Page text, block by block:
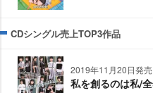
CDシングル売上TOP3作品
2019年11月20日発売
私を創るのは私/